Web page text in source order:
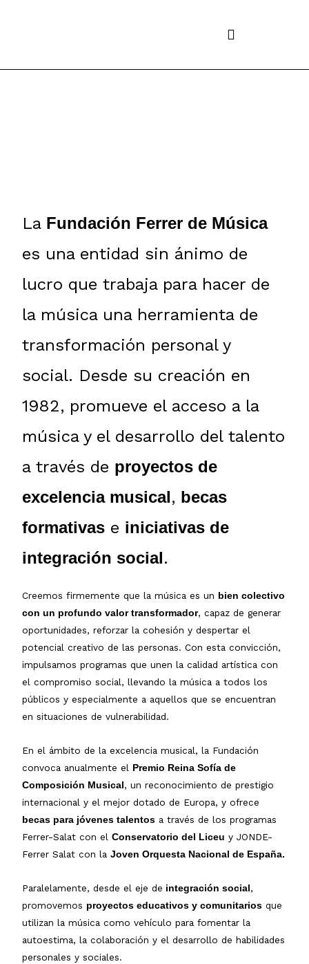
La Fundación Ferrer de Música
es una entidad sin ánimo de
lucro que trabaja para hacer de
la música una herramienta de
transformación personal y
social. Desde su creación en
1982, promueve el acceso a la
música y el desarrollo del talento
a través de proyectos de
excelencia musical, becas
formativas e iniciativas de
integración social.
Creemos firmemente que la música es un bien colectivo
con un profundo valor transformador, capaz de generar
oportunidades, reforzar la cohesión y despertar el
potencial creativo de las personas. Con esta convicción,
impulsamos programas que unen la calidad artística con
el compromiso social, llevando la música a todos los
públicos y especialmente a aquellos que se encuentran
en situaciones de vulnerabilidad.
En el ámbito de la excelencia musical, la Fundación
convoca anualmente el
Premio Reina Sofía de
Composición Musical , un reconocimiento de prestigio
internacional y el mejor dotado de Europa, y ofrece
becas para jóvenes talentos a través de los programas
Ferrer-Salat con elConservatorio del Liceu y JONDE-
Ferrer Salat con laJoven Orquesta Nacional de España.
Paralelamente, desde el eje de integración social ,
promovemos proyectos educativos y comunitarios que
utilizan la música como vehículo para fomentar la
autoestima, la colaboración y el desarrollo de habilidades
personales y sociales.